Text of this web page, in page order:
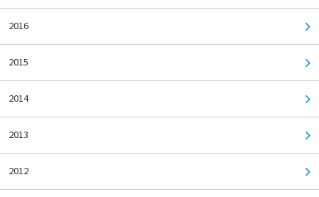
2016
2015
2014
2013
2012